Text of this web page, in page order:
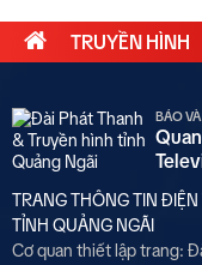
TRUYỀN HÌNH
BÁO
TRANG THÔNG TIN
TỈNH QUẢNG NGÃI
Cơ quan thiết lập trang: